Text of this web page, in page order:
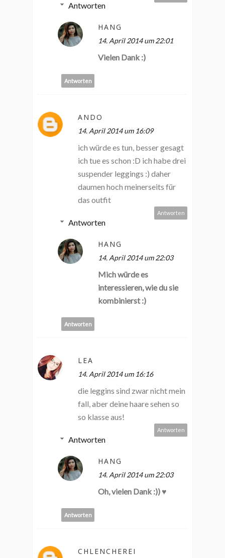
Antworten
HANG
14. April 2014 um 22:01
Vielen Dank :)
Antworten
ANDO
14. April 2014 um 16:09
ich würde es tun, besser gesagt
ich tue es schon :D ich habe drei
suspender leggings :) daher
daumen hoch meinerseits für
das outfit
Antworten
Antworten
HANG
14. April 2014 um 22:03
Mich würde es
interessieren, wie du sie
kombinierst :)
Antworten
LEA
14. April 2014 um 16:16
die leggins sind zwar nicht mein
fall, aber deine haare sehen so
so klasse aus!
Antworten
Antworten
HANG
14. April 2014 um 22:03
Oh, vielen Dank :)) ♥
Antworten
CHLENCHEREI